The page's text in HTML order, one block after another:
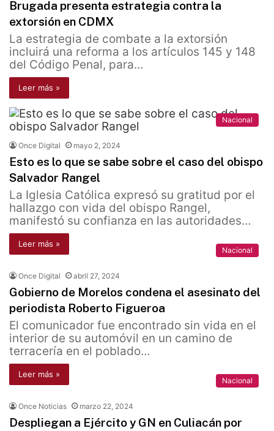
Brugada presenta estrategia contra la
extorsión en CDMX
La estrategia de combate a la extorsión
incluirá una reforma a los artículos 145 y 148
del Código Penal, para…
Leer más »
Nacional
Once Digital mayo 2, 2024
Esto es lo que se sabe sobre el caso del obispo
Salvador Rangel
La Iglesia Católica expresó su gratitud por el
hallazgo con vida del obispo Rangel,
manifestó su confianza en las autoridades…
Leer más »
Nacional
Once Digital abril 27, 2024
Gobierno de Morelos condena el asesinato del
periodista Roberto Figueroa
El comunicador fue encontrado sin vida en el
interior de su automóvil en un camino de
terracería en el poblado…
Leer más »
Nacional
Once Noticias marzo 22, 2024
Despliegan a Ejército y GN en Culiacán por